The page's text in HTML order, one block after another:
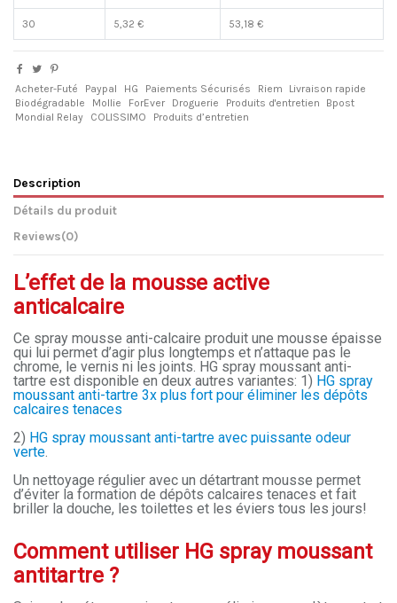
30 5,32 € 53,18 €
Acheter-Futé Paypal HG Paiements Sécurisés Riem
Livraison rapide
Biodégradable
Mollie ForEver Droguerie Produits d'entretien
Bpost
Mondial Relay
COLISSIMO Produits d’entretien
Description
Détails du produit
Reviews(0)
L’effet de la mousse active
anticalcaire
Ce spray mousse anti-calcaire produit une mousse épaisse
qui lui permet d’agir plus longtemps et n’attaque pas le
chrome, le vernis ni les joints. HG spray moussant anti-
tartre est disponible en deux autres variantes: 1) HG spray
moussant anti-tartre 3x plus fort pour éliminer les dépôts
calcaires tenaces
2) HG spray moussant anti-tartre avec puissante odeur
verte.
Un nettoyage régulier avec un détartrant mousse permet
d’éviter la formation de dépôts calcaires tenaces et fait
briller la douche, les toilettes et les éviers tous les jours!
Comment utiliser HG spray moussant
antitartre ?